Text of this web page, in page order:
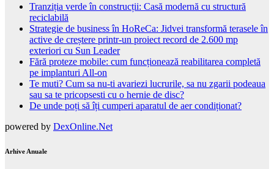
Tranziția verde în construcții: Casă modernă cu structură
reciclabilă
Strategie de business în HoReCa: Jidvei transformă terasele în
active de creștere printr-un proiect record de 2.600 mp
exteriori cu Sun Leader
Fără proteze mobile: cum funcționează reabilitarea completă
pe implanturi All-on
Te muti? Cum sa nu-ti avariezi lucrurile, sa nu zgarii podeaua
sau sa te pricopsesti cu o hernie de disc?
De unde poți să îți cumperi aparatul de aer condiționat?
powered by DexOnline.Net
Arhive Anuale